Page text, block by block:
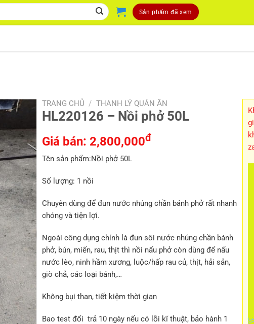
Sản phẩm đã xem
TRANG CHỦ / THANH LÝ QUÁN ĂN
HL220126 – Nồi phở 50L
Giá bán: 2,800,000đ
Tên sản phẩm:Nồi phở 50L
Số lượng: 1 nồi
Chuyên dùng để đun nước nhúng chần bánh phở rất nhanh
chóng và tiện lợi.
Ngoài công dụng chính là đun sôi nước nhúng chần bánh
phở, bún, miến, rau, thịt thì nồi nấu phở còn dùng để nấu
nước lèo, ninh hầm xương, luộc/hấp rau củ, thịt, hải sản,
giò chả, các loại bánh,…
Không bụi than, tiết kiệm thời gian
Bao test đổi trả 10 ngày nếu có lỗi kĩ thuật, bảo hành 1